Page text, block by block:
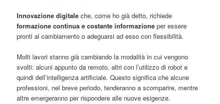
Innovazione digitale che, come ho già detto, richiede
formazione continua e costante informazione per essere
pronti al cambiamento o adeguarsi ad esso con flessibilità.
Molti lavori stanno già cambiando la modalità in cui vengono
svolti: alcuni appunto da remoto, altri con l’utilizzo di robot e
quindi dell’intelligenza artificiale. Questo significa che alcune
professioni, nel breve periodo, tenderanno a scomparire, mentre
altre emergeranno per rispondere alle nuove esigenze.